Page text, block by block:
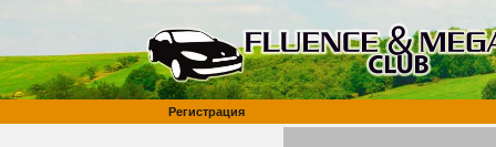
Регистрация